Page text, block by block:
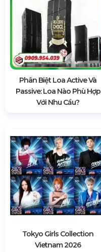
Phân Biệt Loa Active Và
Passive: Loa Nào Phù Hợp
Với Nhu Cầu?
Tokyo Girls Collection
Vietnam 2026